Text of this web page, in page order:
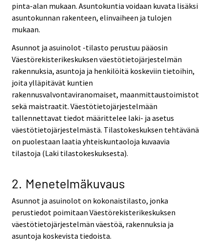
pinta-alan mukaan. Asuntokuntia voidaan kuvata lisäksi
asuntokunnan rakenteen, elinvaiheen ja tulojen
mukaan.
Asunnot ja asuinolot -tilasto perustuu pääosin
Väestörekisterikeskuksen väestötietojärjestelmän
rakennuksia, asuntoja ja henkilöitä koskeviin tietoihin,
joita ylläpitävät kuntien
rakennusvalvontaviranomaiset, maanmittaustoimistot
sekä maistraatit. Väestötietojärjestelmään
tallennettavat tiedot määrittelee laki- ja asetus
väestötietojärjestelmästä. Tilastokeskuksen tehtävänä
on puolestaan laatia yhteiskuntaoloja kuvaavia
tilastoja (Laki tilastokeskuksesta).
2. Menetelmäkuvaus
Asunnot ja asuinolot on kokonaistilasto, jonka
perustiedot poimitaan Väestörekisterikeskuksen
väestötietojärjestelmän väestöä, rakennuksia ja
asuntoja koskevista tiedoista.